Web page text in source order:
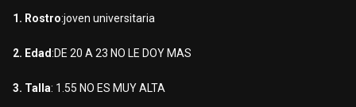
1. Rostro:joven universitaria
2. Edad:DE 20 A 23 NO LE DOY MAS
3. Talla: 1.55 NO ES MUY ALTA